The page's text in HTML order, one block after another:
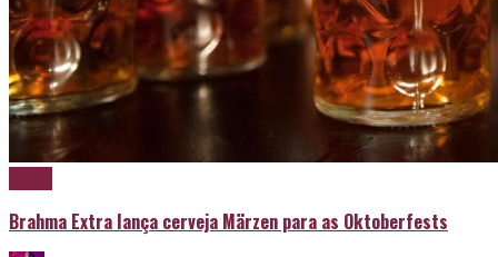
Brahma Extra lança cerveja Märzen para as Oktoberfests